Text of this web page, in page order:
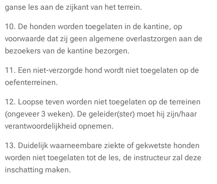
ganse les aan de zijkant van het terrein.
10. De honden worden toegelaten in de kantine, op
voorwaarde dat zij geen algemene overlastzorgen aan de
bezoekers van de kantine bezorgen.
11. Een niet-verzorgde hond wordt niet toegelaten op de
oefenterreinen.
12. Loopse teven worden niet toegelaten op de terreinen
(ongeveer 3 weken). De geleider(ster) moet hij zijn/haar
verantwoordelijkheid opnemen.
13. Duidelijk waarneembare ziekte of gekwetste honden
worden niet toegelaten tot de les, de instructeur zal deze
inschatting maken.